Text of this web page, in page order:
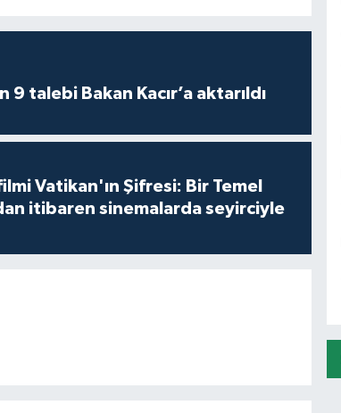
9 talebi Bakan Kacır’a aktarıldı
Vatikan'ın Şifresi: Bir Temel
itibaren sinemalarda seyirciyle